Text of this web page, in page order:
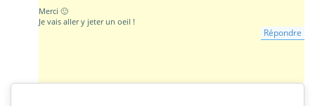
Merci 🙂
Je vais aller y jeter un oeil !
Répondre